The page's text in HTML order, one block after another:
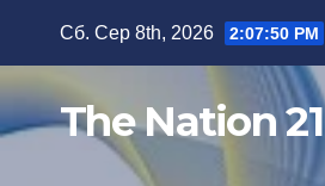
Сб. Сер 8th, 2026 2:07:51 PM
The Nation 21